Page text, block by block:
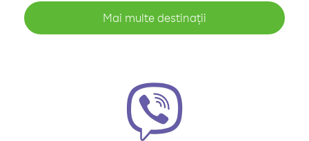
Mai multe destinații